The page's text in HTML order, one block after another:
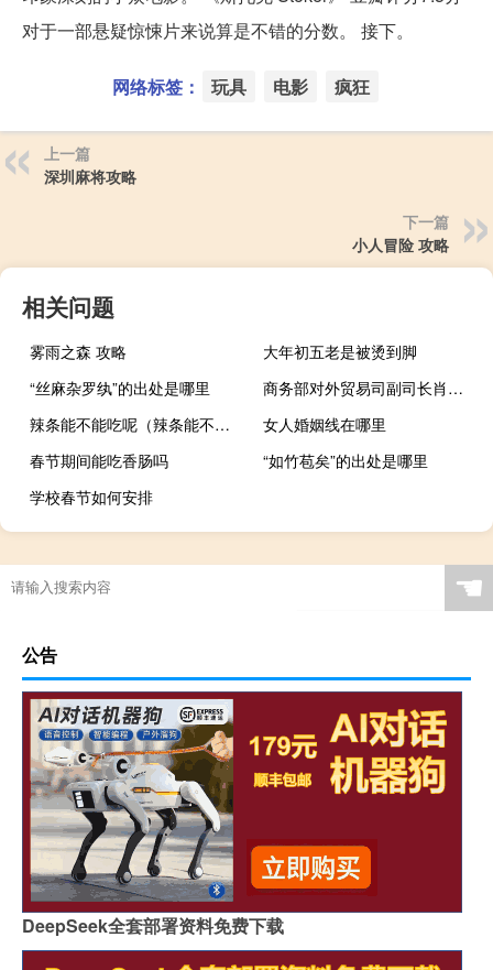
对于一部悬疑惊悚片来说算是不错的分数。 接下。
网络标签： 玩具 电影 疯狂
上一篇
深圳麻将攻略
下一篇
小人冒险 攻略
相关问题
雾雨之森 攻略
大年初五老是被烫到脚
“丝麻杂罗纨”的出处是哪里
商务部对外贸易司副司长肖露：拟陆续出台新能源汽车贸易合作、提升加工贸易发展水平等专项政策措施
辣条能不能吃呢（辣条能不能吃）
女人婚姻线在哪里
春节期间能吃香肠吗
“如竹苞矣”的出处是哪里
学校春节如何安排
☚
公告
DeepSeek全套部署资料免费下载